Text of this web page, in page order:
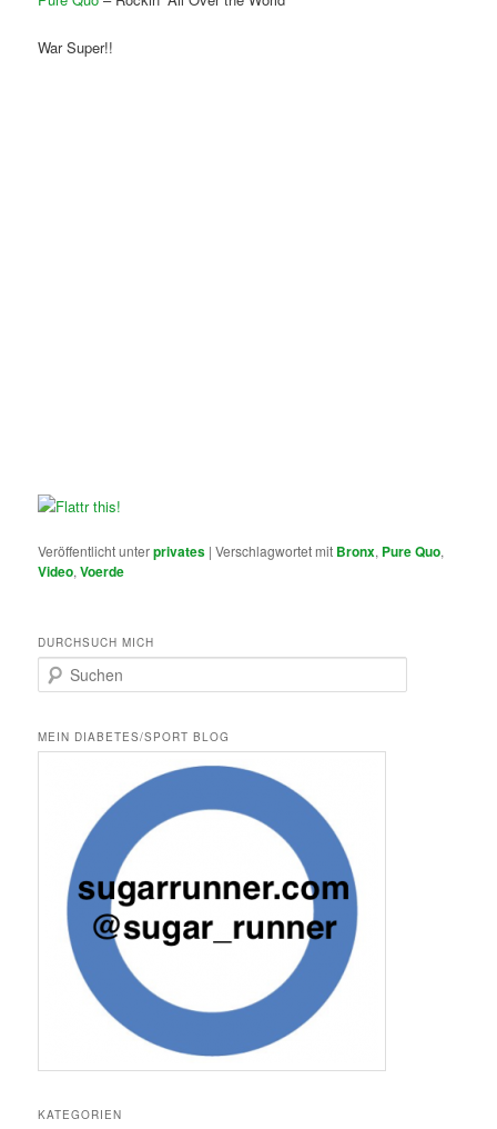
War Super!!
Veröffentlicht unterprivates |Verschlagwortet mit Bronx, Pure Quo,
Video,Voerde
DURCHSUCH MICH
u
h
e
MEIN DIABETES/SPORT BLOG
KATEGORIEN